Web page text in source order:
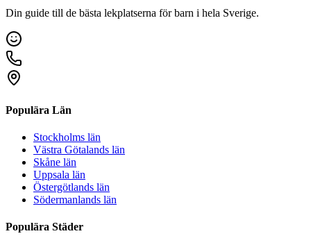
Din guide till de bästa lekplatserna för barn i hela Sverige.
Populära Län
Stockholms län
Västra Götalands län
Skåne län
Uppsala län
Östergötlands län
Södermanlands län
Populära Städer